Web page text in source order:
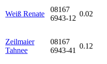
Weiß Renate
08167
6943-12
0.02
Zeilmaier
Tahnee
08167
6943-41
0.12